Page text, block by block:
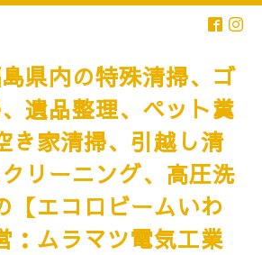
島県内の特殊清掃、ゴ
遺品整理、ペット糞
き家清掃、引越し清
リーニング、高圧洗
【エコロビームいわ
：ムラマツ電気工業